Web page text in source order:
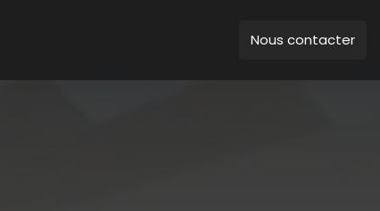
Nous contacter